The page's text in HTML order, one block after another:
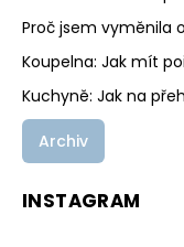
Proč jsem vyměnila
Koupelna: Jak mít
Kuchyně: Jak na
Archiv
INSTAGRAM